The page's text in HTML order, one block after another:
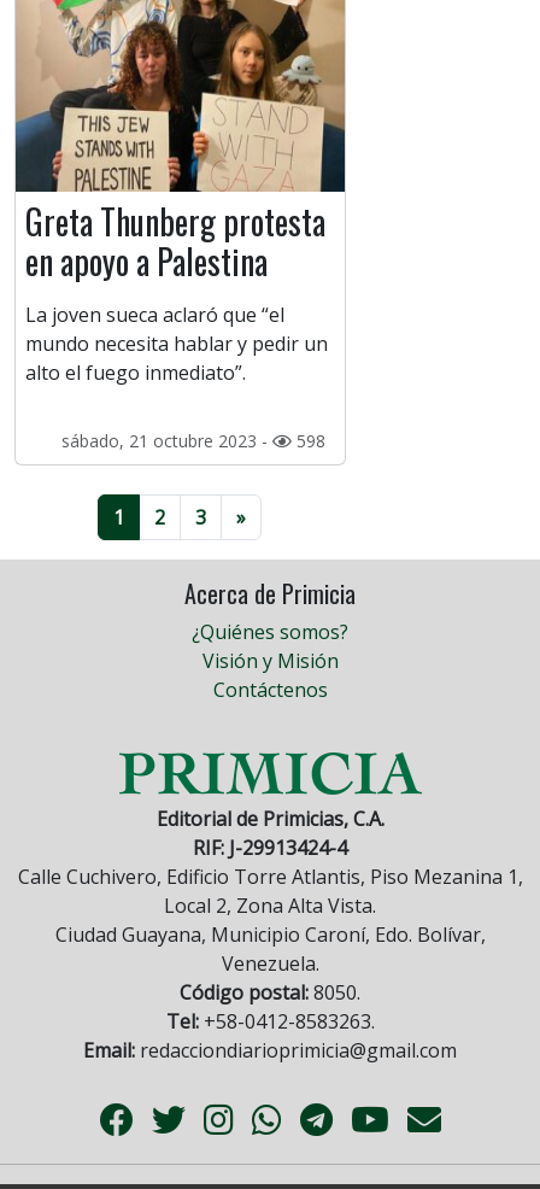
Greta Thunberg protesta
en apoyo a Palestina
La joven sueca aclaró que “el
mundo necesita hablar y pedir un
alto el fuego inmediato”.
sábado, 21 octubre 2023 - 598
1 2 3 »
Acerca de Primicia
¿Quiénes somos?
Visión y Misión
Contáctenos
Editorial de Primicias, C.A.
RIF: J-29913424-4
Calle Cuchivero, Edificio Torre Atlantis, Piso Mezanina 1,
Local 2, Zona Alta Vista.
Ciudad Guayana, Municipio Caroní, Edo. Bolívar,
Venezuela.
Código postal:8050.
Tel:+58-0412-8583263.
Email: redacciondiarioprimicia@gmail.com